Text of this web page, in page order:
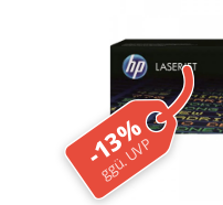
-13%
ggü. UVP